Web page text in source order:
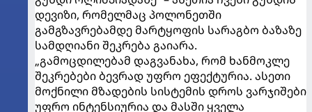
დევიზი, რომელმაც პოლონეთში
გამგზავრებამდე მარტყოფის სარაგბო ბაზაზე
სამდღიანი შეკრება გაიარა.
„გამოცდილებამ დაგვანახა, რომ ხანმოკლე
შეკრებები ბევრად უფრო ეფექტურია. ასეთი
მოქნილი მზადების სისტემის დროს ვარჯიშები
უფრო ინტენსიურია და მასში ყველა